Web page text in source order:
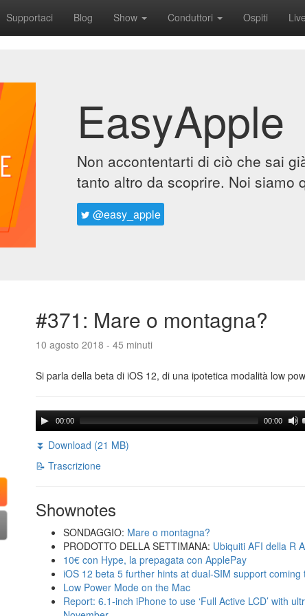
Supportaci Blog Show Conduttori Ospiti Live
EasyApple
Non accontentarti di ciò che sai
tanto altro da scoprire. Noi siamo
@easy_apple
#371: Mare o montagna?
10 agosto 2018 - 45 minuti
Si parla della beta di iOS 12, di una ipotetica modalità low
00:00 00:00
⏬ Download (21 MB)
📝 Trascrizione
Shownotes
SONDAGGIO: Mare o montagna?
PRODOTTO DELLA SETTIMANA: Ubiquiti AFI della R
10€ con Hype, la prepagata con ApplePay
iOS 12 beta 5 further hints at dual-SIM support
Low Power Mode on the Mac
Report: 6.1-inch iPhone to use ‘Full Active LCD’ with